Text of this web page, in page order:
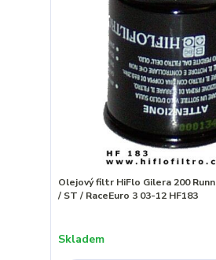
Olejový filtr HiFlo Gilera 200
/ ST / RaceEuro 3 03-12 HF183
Skladem